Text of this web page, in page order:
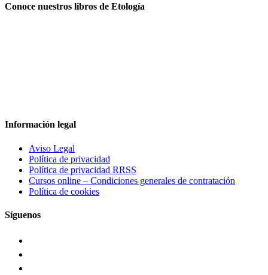
Conoce nuestros libros de Etología
Información legal
Aviso Legal
Política de privacidad
Política de privacidad RRSS
Cursos online – Condiciones generales de contratación
Política de cookies
Síguenos